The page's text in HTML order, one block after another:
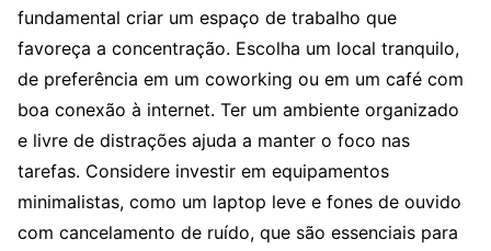
fundamental criar um espaço de trabalho que
favoreça a concentração. Escolha um local tranquilo,
de preferência em um coworking ou em um café com
boa conexão à internet. Ter um ambiente organizado
e livre de distrações ajuda a manter o foco nas
tarefas. Considere investir em equipamentos
minimalistas, como um laptop leve e fones de ouvido
com cancelamento de ruído, que são essenciais para